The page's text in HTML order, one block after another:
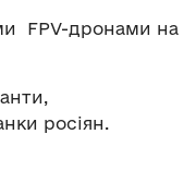
FPV-дронами на
росіян.